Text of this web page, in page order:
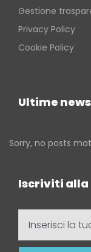
Gestione
Privacy Policy
Cookie Policy
Ultime news
Sorry, no posts
Iscriviti alla
tua